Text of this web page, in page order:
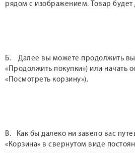
рядом с изображением. Товар будет
Б. Далее вы можете продолжить
«Продолжить покупки») или начать
«Посмотреть корзину»).
В. Как бы далеко ни завело вас
«Корзина» в свернутом виде